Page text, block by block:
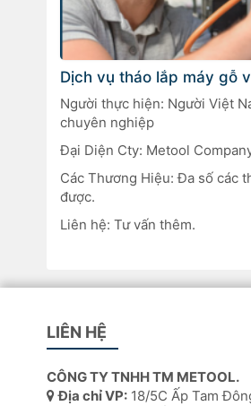
Dịch vụ tháo lắp máy gỗ
Người thực hiện: Người Việt
chuyên nghiệp
Đại Diện Cty: Metool
Các Thương Hiệu: Đa số các
được.
Liên hệ: Tư vấn thêm.
LIÊN HỆ
CÔNG TY TNHH TM METOOL.
Địa chỉ VP: 18/5C Ấp Tam